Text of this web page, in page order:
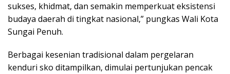
sukses, khidmat, dan semakin memperkuat eksistensi
budaya daerah di tingkat nasional,” pungkas Wali Kota
Sungai Penuh.
Berbagai kesenian tradisional dalam pergelaran
kenduri sko ditampilkan, dimulai pertunjukan pencak